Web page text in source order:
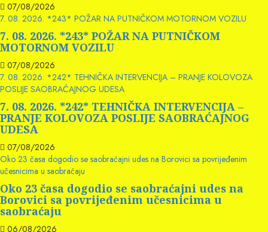
07/08/2026
7. 08. 2026. *243* POŽAR NA PUTNIČKOM MOTORNOM VOZILU
7. 08. 2026. *243* POŽAR NA PUTNIČKOM
MOTORNOM VOZILU
07/08/2026
7. 08. 2026. *242* TEHNIČKA INTERVENCIJA – PRANJE KOLOVOZA
POSLIJE SAOBRAĆAJNOG UDESA
7. 08. 2026. *242* TEHNIČKA INTERVENCIJA –
PRANJE KOLOVOZA POSLIJE SAOBRAĆAJNOG
UDESA
07/08/2026
Oko 23 časa dogodio se saobraćajni udes na Borovici sa povrijeđenim
učesnicima u saobraćaju
Oko 23 časa dogodio se saobraćajni udes na
Borovici sa povrijeđenim učesnicima u
saobraćaju
06/08/2026